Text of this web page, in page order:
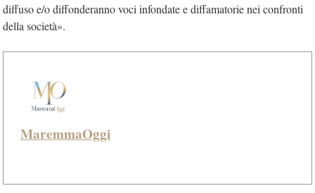
diffuso e/o diffonderanno voci infondate e diffamatorie nei confronti
della società».
MaremmaOggi